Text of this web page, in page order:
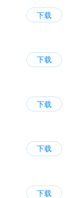
下载
下载
下载
下载
下载